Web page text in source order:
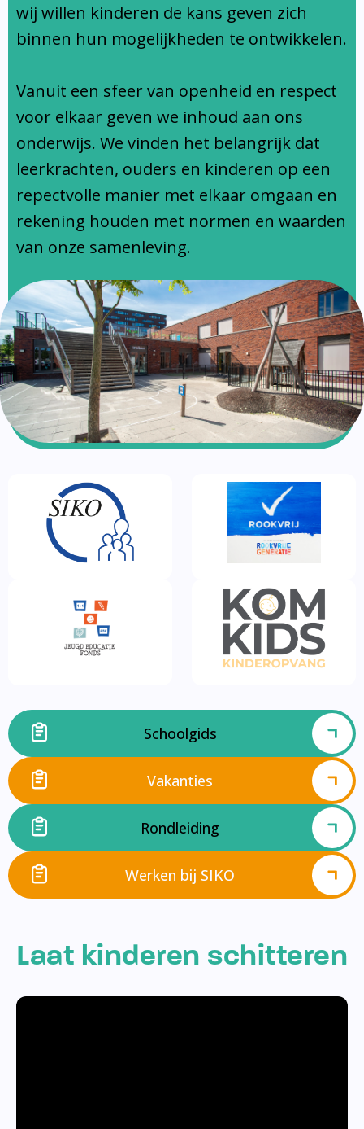
Ondersteuningsprofiel
wij willen kinderen de kans geven zich
binnen hun mogelijkheden te ontwikkelen.
Vanuit een sfeer van openheid en respect
voor elkaar geven we inhoud aan ons
onderwijs. We vinden het belangrijk dat
leerkrachten, ouders en kinderen op een
repectvolle manier met elkaar omgaan en
rekening houden met normen en waarden
van onze samenleving.
Schoolgids
Vakanties
Rondleiding
Werken bij SIKO
Laat kinderen schitteren